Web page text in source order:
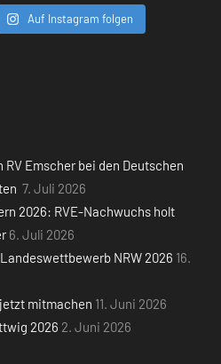
Auf Instagram folgen
RV Emscher bei den Deutschen
7. Juli 2026
2026: RVE-Nachwuchs holt
6. Juli 2026
NRW 2026 16.
mitmachen 11. Juni 2026
2026 2. Juni 2026